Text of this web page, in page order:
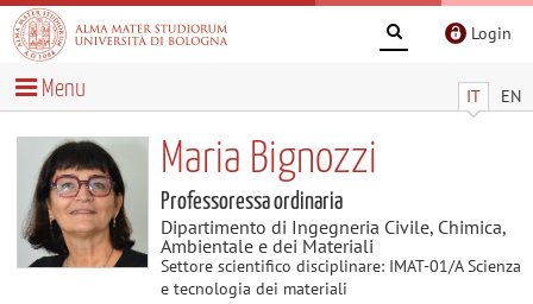
Login
IT EN
Menu
Maria Bignozzi
Professoressa ordinaria
Dipartimento di Ingegneria Civile, Chimica,
Ambientale e dei Materiali
Settore scientifico disciplinare: IMAT-01/A Scienza
e tecnologia dei materiali